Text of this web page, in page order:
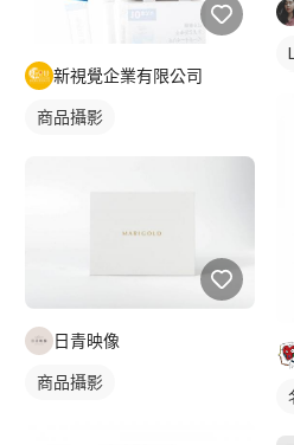
新視覺企業有限公司
商品攝影
日青映像
商品攝影